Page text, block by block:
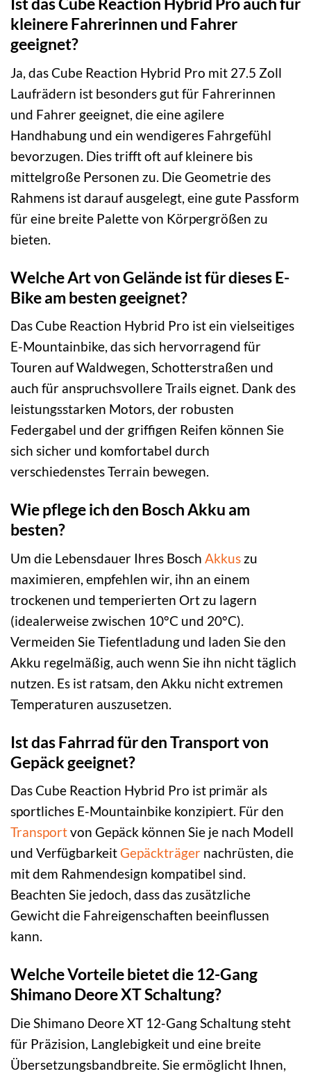
kleinere Fahrerinnen und Fahrer
geeignet?
Ja, das Cube Reaction Hybrid Pro mit 27.5 Zoll
Laufrädern ist besonders gut für Fahrerinnen
und Fahrer geeignet, die eine agilere
Handhabung und ein wendigeres Fahrgefühl
bevorzugen. Dies trifft oft auf kleinere bis
mittelgroße Personen zu. Die Geometrie des
Rahmens ist darauf ausgelegt, eine gute Passform
für eine breite Palette von Körpergrößen zu
bieten.
Welche Art von Gelände ist für dieses E-
Bike am besten geeignet?
Das Cube Reaction Hybrid Pro ist ein vielseitiges
E-Mountainbike, das sich hervorragend für
Touren auf Waldwegen, Schotterstraßen und
auch für anspruchsvollere Trails eignet. Dank des
leistungsstarken Motors, der robusten
Federgabel und der griffigen Reifen können Sie
sich sicher und komfortabel durch
verschiedenstes Terrain bewegen.
Wie pflege ich den Bosch Akku am
besten?
Um die Lebensdauer Ihres Bosch Akkus zu
maximieren, empfehlen wir, ihn an einem
trockenen und temperierten Ort zu lagern
(idealerweise zwischen 10°C und 20°C).
Vermeiden Sie Tiefentladung und laden Sie den
Akku regelmäßig, auch wenn Sie ihn nicht täglich
nutzen. Es ist ratsam, den Akku nicht extremen
Temperaturen auszusetzen.
Ist das Fahrrad für den Transport von
Gepäck geeignet?
Das Cube Reaction Hybrid Pro ist primär als
sportliches E-Mountainbike konzipiert. Für den
Transportvon Gepäck können Sie je nach Modell
und Verfügbarkeit Gepäckträger nachrüsten, die
mit dem Rahmendesign kompatibel sind.
Beachten Sie jedoch, dass das zusätzliche
Gewicht die Fahreigenschaften beeinflussen
kann.
Welche Vorteile bietet die 12-Gang
Shimano Deore XT Schaltung?
Die Shimano Deore XT 12-Gang Schaltung steht
für Präzision, Langlebigkeit und eine breite
Übersetzungsbandbreite. Sie ermöglicht Ihnen,